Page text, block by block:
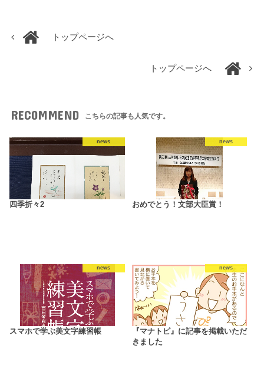
トップページへ
トップページへ
RECOMMEND こちらの記事も人気です。
news
四季折々2
news
おめでとう！文部大臣賞！
news
スマホで学ぶ美文字練習帳
news
『マナトピ』に記事を掲載いただ
きました